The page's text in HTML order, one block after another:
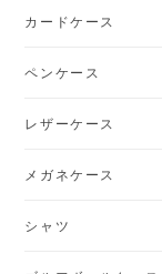
カードケース
ペンケース
レザーケース
メガネケース
シャツ